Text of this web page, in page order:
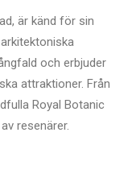
är känd för sin
och erbjuder
attraktioner. Från
Royal Botanic
resenärer.